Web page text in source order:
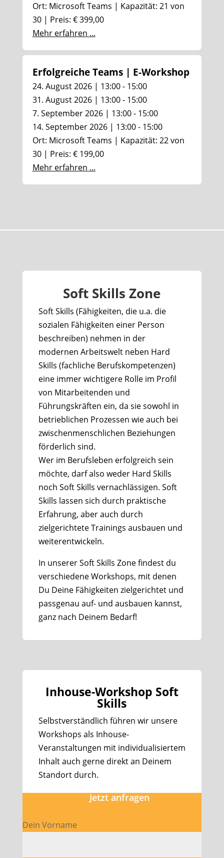
Ort: Microsoft Teams | Kapazität: 21 von
30 | Preis: € 399,00
Mehr erfahren ...
Erfolgreiche Teams | E-Workshop
24. August 2026 | 13:00 - 15:00
31. August 2026 | 13:00 - 15:00
7. September 2026 | 13:00 - 15:00
14. September 2026 | 13:00 - 15:00
Ort: Microsoft Teams | Kapazität: 22 von
30 | Preis: € 199,00
Mehr erfahren ...
Soft Skills Zone
Soft Skills (Fähigkeiten, die u.a. die
sozialen Fähigkeiten einer Person
beschreiben) nehmen in der
modernen Arbeitswelt neben Hard
Skills (fachliche Berufskompetenzen)
eine immer wichtigere Rolle im Profil
von Mitarbeitenden und
Führungskräften ein, da sie sowohl in
betrieblichen Prozessen wie auch bei
zwischenmenschlichen Beziehungen
förderlich sind.
Wer im Berufsleben erfolgreich sein
möchte, darf also weder Hard Skills
noch Soft Skills vernachlässigen. Soft
Skills lassen sich durch praktische
Erfahrung, aber auch durch
zielgerichtete Trainings ausbauen und
weiterentwickeln.
In unserer Soft Skills Zone findest du
verschiedene Workshops, mit denen
Du Deine Fähigkeiten zielgerichtet und
passgenau auf- und ausbauen kannst,
ganz nach Deinem Bedarf!
Inhouse-Workshop Soft
Skills
Selbstverständlich führen wir unsere
Workshops als Inhouse-
Veranstaltungen mit individualisiertem
Inhalt auch gerne direkt an Deinem
Standort durch.
Jetzt anfragen
Dein Vorname